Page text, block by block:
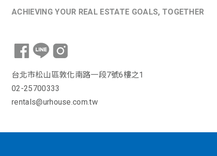
ACHIEVING YOUR REAL ESTATE GOALS, TOGETHER
台北市松山區敦化南路一段7號6樓之1
02-25700333
rentals@urhouse.com.tw